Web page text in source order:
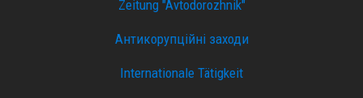
Zeitung "Avtodorozhnik"
Антикорупційні заходи
Internationale Tätigkeit